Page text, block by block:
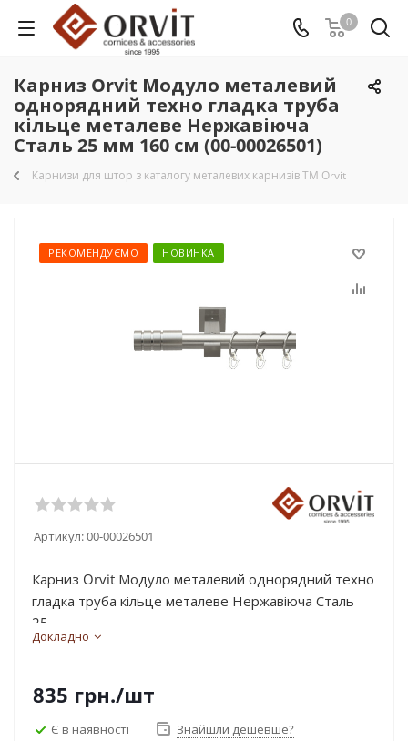
0
Карниз Orvit Модуло металевий
однорядний техно гладка труба
кільце металеве Нержавіюча
Сталь 25 мм 160 см (00-00026501)
Карнизи для штор з каталогу металевих карнизів TM Orvit
РЕКОМЕНДУЄМО НОВИНКА
Артикул:00-00026501
Карниз Orvit Модуло металевий однорядний техно
гладка труба кільце металеве Нержавіюча Сталь
25...
Докладно
835 грн./шт
Є в наявності Знайшли дешевше?